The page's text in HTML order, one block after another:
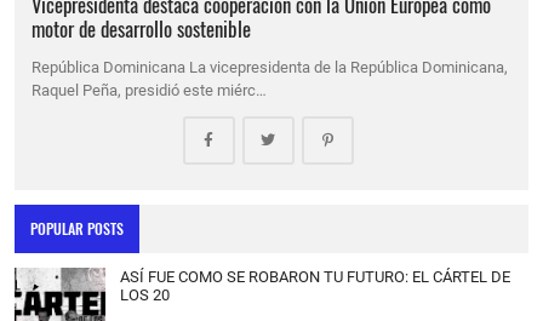
motor de desarrollo sostenible
República Dominicana La vicepresidenta de la República Dominicana,
Raquel Peña, presidió este miérc…
POPULAR POSTS
ASÍ FUE COMO SE ROBARON TU FUTURO: EL CÁRTEL DE
LOS 20